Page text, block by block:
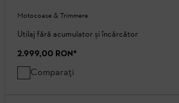
Motocoase & Trimmere
Utilaj fără acumulator și încărcător
2.999,00 RON*
Comparați